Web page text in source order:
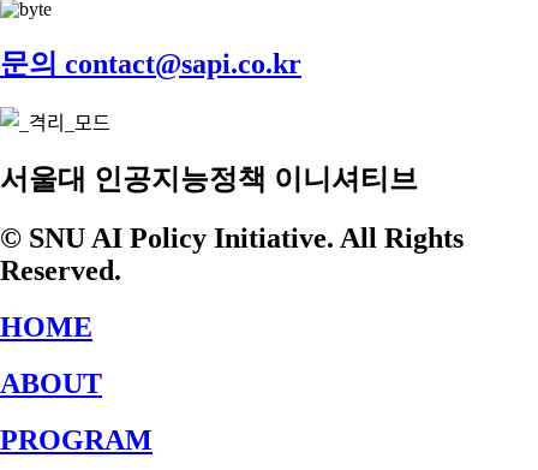
문의 contact@sapi.co.kr
서울대 인공지능정책 이니셔티브
© SNU AI Policy Initiative. All Rights
Reserved.
HOME
ABOUT
PROGRAM